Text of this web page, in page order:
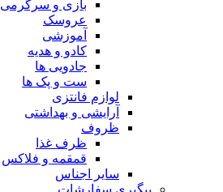
بازی و سرگرمی
عروسک
آموزشی
کادو و هدیه
جادویی ها
ست و پک ها
لوازم فانتزی
آرایشی و بهداشتی
ظروف
ظرف غذا
قمقمه و فلاکس
سایر اجناس
پیگیری سفارشات